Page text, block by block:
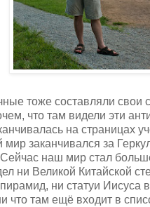
тоже составляли свои
что там видели эти
на страницах
мир заканчивался за
наш мир стал
ни Великой Китайской
пирамид, ни статуи Иисуса
что там ещё входит в